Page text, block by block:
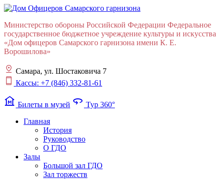
Министерство обороны Российской Федерации Федеральное
государственное бюджетное учреждение культуры и искусства
«Дом офицеров Cамарского гарнизона имени К. Е.
Ворошилова»
Самара, ул. Шостаковича 7
Кассы: +7 (846) 332-81-61
museum Билеты в музей 360 Тур 360°
Главная
История
Руководство
О ГДО
Залы
Большой зал ГДО
Зал торжеств